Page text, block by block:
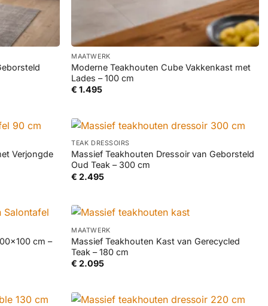
MAATWERK
Moderne Teakhouten Cube Vakkenkast met
Lades – 100 cm
€ 1.495
Verjongde
+
TEAK DRESSOIRS
Massief Teakhouten Dressoir van Geborsteld
Oud Teak – 300 cm
€ 2.495
cm –
+
MAATWERK
Massief Teakhouten Kast van Gerecycled
Teak – 180 cm
€ 2.095
+